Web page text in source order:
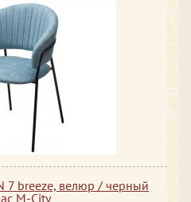
7 breeze, велюр / черный
М-City